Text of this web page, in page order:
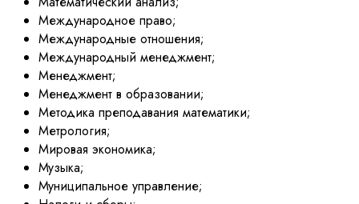
Международное право;
Международные отношения;
Международный менеджмент;
Менеджмент;
Менеджмент в образовании;
Методика преподавания математики;
Метрология;
Мировая экономика;
Музыка;
Муниципальное управление;